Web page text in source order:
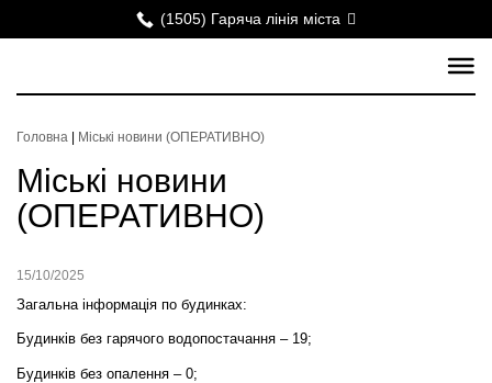
(1505) Гаряча лінія міста
Головна Міські новини (ОПЕРАТИВНО)
Міські новини
(ОПЕРАТИВНО)
15/10/2025
Загальна інформація по будинках:
Будинків без гарячого водопостачання – 19;
Будинків без опалення – 0;